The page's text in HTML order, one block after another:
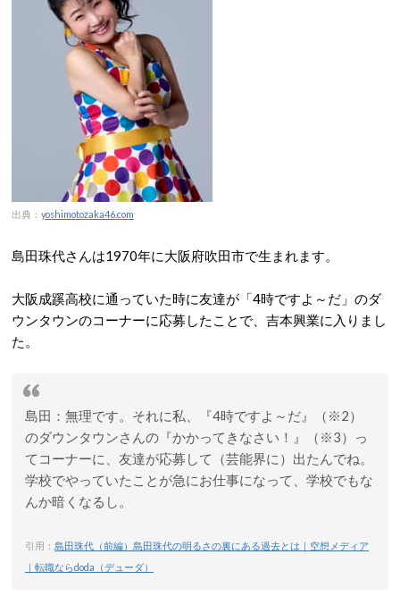
出典： yoshimotozaka46.com
島田珠代さんは1970年に大阪府吹田市で生まれます。
大阪成蹊高校に通っていた時に友達が「4時ですよ～だ」のダ
ウンタウンのコーナーに応募したことで、吉本興業に入りまし
た。
島田：無理です。それに私、『4時ですよ～だ』（※2）
のダウンタウンさんの『かかってきなさい！』（※3）っ
てコーナーに、友達が応募して（芸能界に）出たんでね。
学校でやっていたことが急にお仕事になって、学校でもな
んか暗くなるし。
引用： 島田珠代（前編）島田珠代の明るさの裏にある過去とは｜空想メディア
｜転職ならdoda（デューダ）